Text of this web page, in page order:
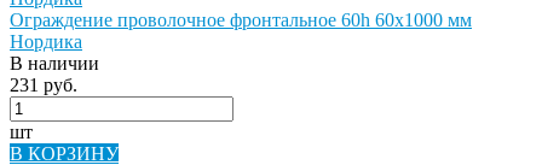
Ограждение проволочное фронтальное 60h 60х1000 мм
Нордика
В наличии
231 руб.
шт
В КОРЗИНУ